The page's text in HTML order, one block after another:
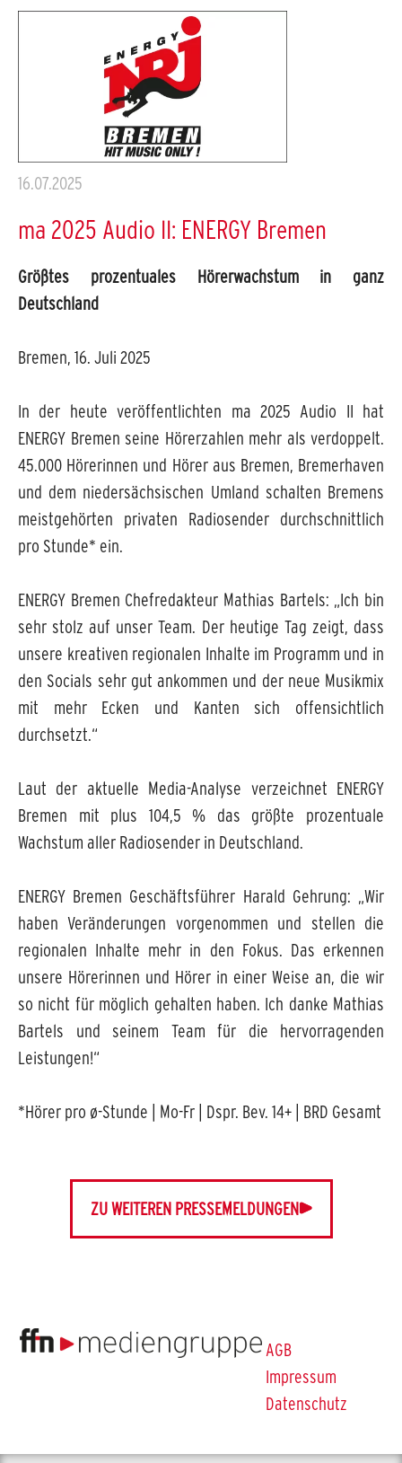
16.07.2025
ma 2025 Audio II: ENERGY Bremen
Größtes prozentuales Hörerwachstum in ganz
Deutschland
Bremen, 16. Juli 2025
In der heute veröffentlichten ma 2025 Audio II hat
ENERGY Bremen seine Hörerzahlen mehr als verdoppelt.
45.000 Hörerinnen und Hörer aus Bremen, Bremerhaven
und dem niedersächsischen Umland schalten Bremens
meistgehörten privaten Radiosender durchschnittlich
pro Stunde* ein.
ENERGY Bremen Chefredakteur Mathias Bartels: „Ich bin
sehr stolz auf unser Team. Der heutige Tag zeigt, dass
unsere kreativen regionalen Inhalte im Programm und in
den Socials sehr gut ankommen und der neue Musikmix
mit mehr Ecken und Kanten sich offensichtlich
durchsetzt.“
Laut der aktuelle Media-Analyse verzeichnet ENERGY
Bremen mit plus 104,5 % das größte prozentuale
Wachstum aller Radiosender in Deutschland.
ENERGY Bremen Geschäftsführer Harald Gehrung: „Wir
haben Veränderungen vorgenommen und stellen die
regionalen Inhalte mehr in den Fokus. Das erkennen
unsere Hörerinnen und Hörer in einer Weise an, die wir
so nicht für möglich gehalten haben. Ich danke Mathias
Bartels und seinem Team für die hervorragenden
Leistungen!“
*Hörer pro ø-Stunde | Mo-Fr | Dspr. Bev. 14+ | BRD Gesamt
ZU WEITEREN PRESSEMELDUNGEN
AGB
Impressum
Datenschutz